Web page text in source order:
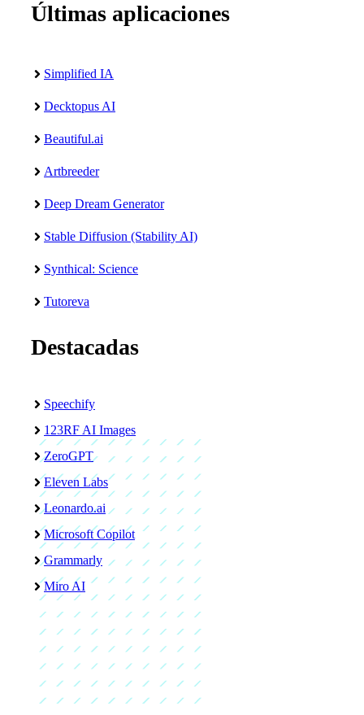
Últimas aplicaciones
Simplified IA
Decktopus AI
Beautiful.ai
Artbreeder
Deep Dream Generator
Stable Diffusion (Stability AI)
Synthical: Science
Tutoreva
Destacadas
Speechify
123RF AI Images
ZeroGPT
Eleven Labs
Leonardo.ai
Microsoft Copilot
Grammarly
Miro AI